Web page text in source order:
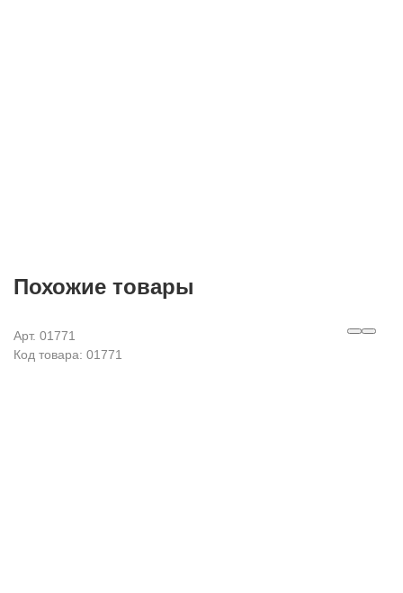
Похожие товары
Арт. 01771
Код товара: 01771